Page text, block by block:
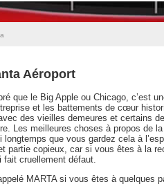
Aéroport
que le Big Apple ou Chicago, c’est
et les battements de cœur
des vieilles demeures et certains
Les meilleures choses à propos de
que vous gardez cela à
partie copieux, car si vous êtes à la
cruellement défaut.
MARTA si vous êtes à quelques